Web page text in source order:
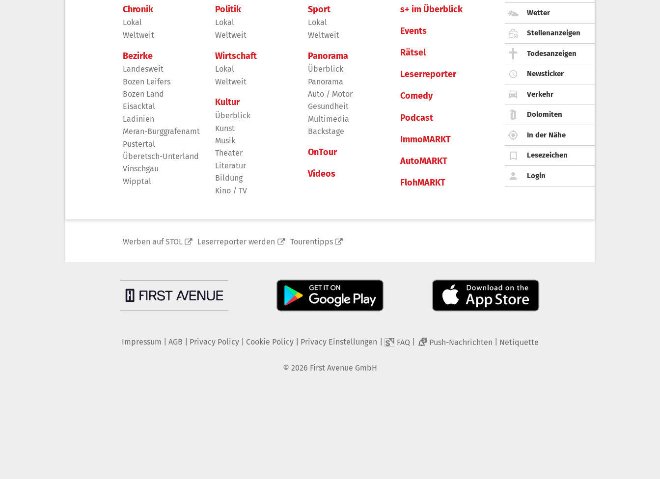
Chronik
Lokal
Weltweit
Bezirke
Landesweit
Bozen Leifers
Bozen Land
Eisacktal
Ladinien
Meran-Burggrafenamt
Pustertal
Überetsch-Unterland
Vinschgau
Wipptal
Politik
Lokal
Weltweit
Wirtschaft
Lokal
Weltweit
Kultur
Überblick
Kunst
Musik
Theater
Literatur
Bildung
Kino / TV
Sport
Lokal
Weltweit
Panorama
Überblick
Panorama
Auto / Motor
Gesundheit
Multimedia
Backstage
OnTour
Videos
s+ im Überblick
Events
Rätsel
Leserreporter
Comedy
Podcast
ImmoMARKT
AutoMARKT
FlohMARKT
Wetter
Stellenanzeigen
Todesanzeigen
Newsticker
Verkehr
Dolomiten
In der Nähe
Lesezeichen
Login
Werben auf STOL Leserreporter werden Tourentipps
Impressum AGB Privacy Policy| Cookie Policy| Privacy Einstellungen FAQ 2 Push-Nachrichten Netiquette
© 2026 First Avenue GmbH